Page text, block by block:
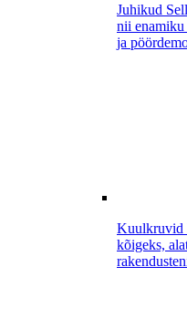
Juhikud
nii enamiku
ja
Kuulkruvid
kõigeks,